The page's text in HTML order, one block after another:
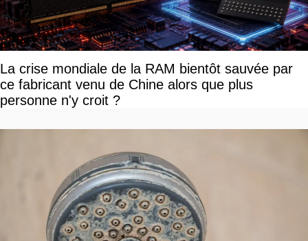
La crise mondiale de la RAM bientôt sauvée par
ce fabricant venu de Chine alors que plus
personne n'y croit ?